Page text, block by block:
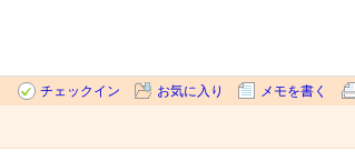
チェックイン お気に入り メモを書く